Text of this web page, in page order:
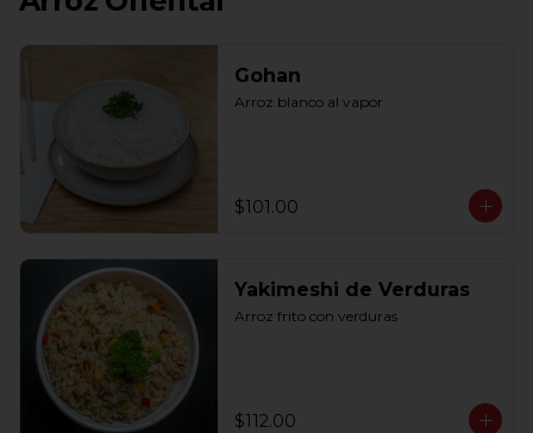
Gohan
Arroz blanco al vapor
$101.00
Yakimeshi de Verduras
Arroz frito con verduras
$112.00